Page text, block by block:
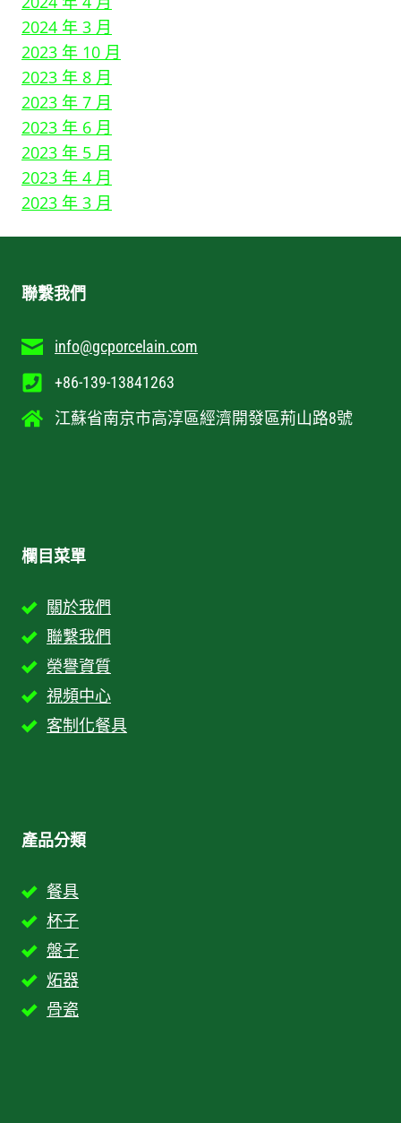
2024 年 3 月
2023 年 10 月
2023 年 8 月
2023 年 7 月
2023 年 6 月
2023 年 5 月
2023 年 4 月
2023 年 3 月
聯繫我們
info@gcporcelain.com
+86-139-13841263
江蘇省南京市高淳區經濟開發區荊山路8號
欄目菜單
關於我們
聯繫我們
榮譽資質
視頻中心
客制化餐具
產品分類
餐具
杯子
盤子
炻器
骨瓷